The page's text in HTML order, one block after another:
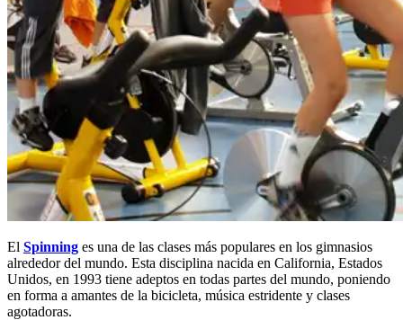
El Spinning es una de las clases más populares en los gimnasios
alrededor del mundo. Esta disciplina nacida en California, Estados
Unidos, en 1993 tiene adeptos en todas partes del mundo, poniendo
en forma a amantes de la bicicleta, música estridente y clases
agotadoras.